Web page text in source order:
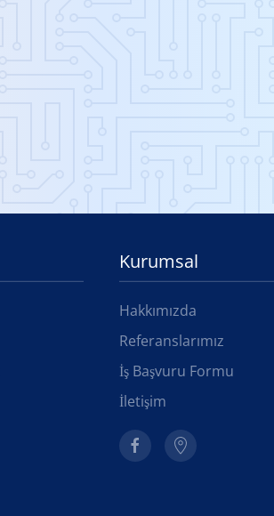
Kurumsal
Hakkımızda
Referanslarımız
İş Başvuru Formu
İletişim